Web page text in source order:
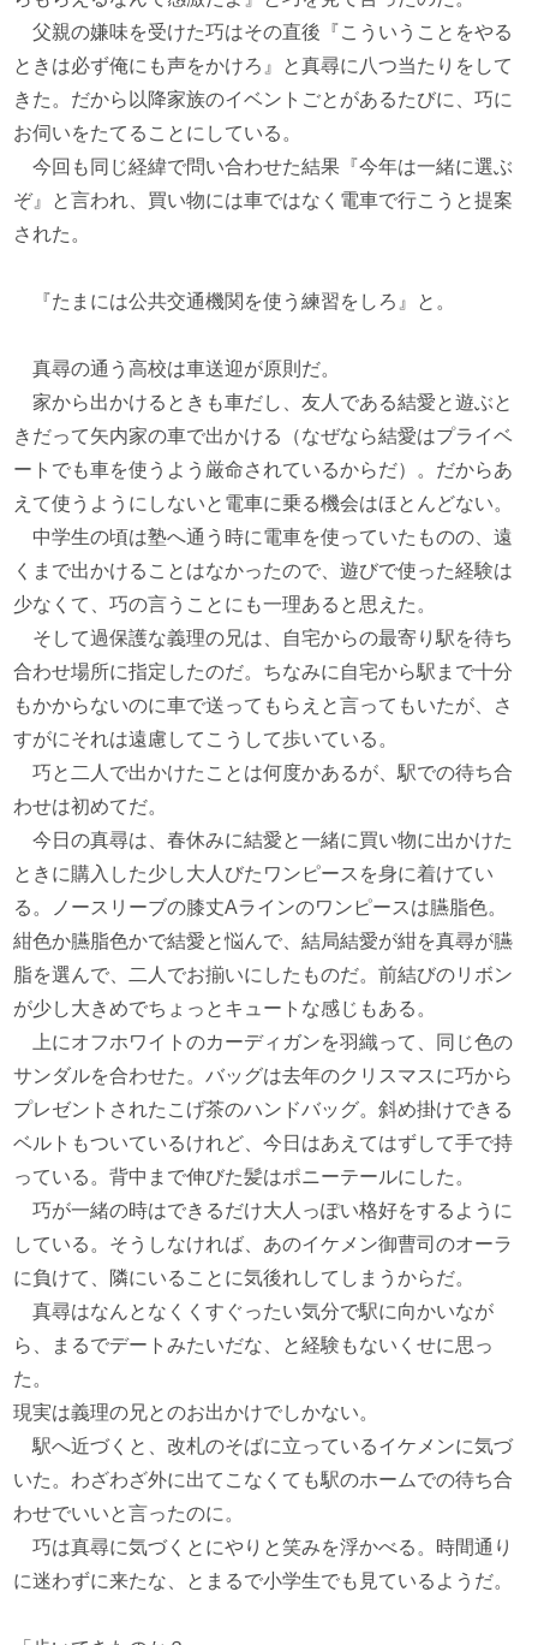
父親の嫌味を受けた巧はその直後『こういうことをやる
ときは必ず俺にも声をかけろ』と真尋に八つ当たりをして
きた。だから以降家族のイベントごとがあるたびに、巧に
お伺いをたてることにしている。
今回も同じ経緯で問い合わせた結果『今年は一緒に選ぶ
ぞ』と言われ、買い物には車ではなく電車で行こうと提案
された。
『たまには公共交通機関を使う練習をしろ』と。
真尋の通う高校は車送迎が原則だ。
家から出かけるときも車だし、友人である結愛と遊ぶと
きだって矢内家の車で出かける（なぜなら結愛はプライベ
ートでも車を使うよう厳命されているからだ）。だからあ
えて使うようにしないと電車に乗る機会はほとんどない。
中学生の頃は塾へ通う時に電車を使っていたものの、遠
くまで出かけることはなかったので、遊びで使った経験は
少なくて、巧の言うことにも一理あると思えた。
そして過保護な義理の兄は、自宅からの最寄り駅を待ち
合わせ場所に指定したのだ。ちなみに自宅から駅まで十分
もかからないのに車で送ってもらえと言ってもいたが、さ
すがにそれは遠慮してこうして歩いている。
巧と二人で出かけたことは何度かあるが、駅での待ち合
わせは初めてだ。
今日の真尋は、春休みに結愛と一緒に買い物に出かけた
ときに購入した少し大人びたワンピースを身に着けてい
る。ノースリーブの膝丈Aラインのワンピースは臙脂色。
紺色か臙脂色かで結愛と悩んで、結局結愛が紺を真尋が臙
脂を選んで、二人でお揃いにしたものだ。前結びのリボン
が少し大きめでちょっとキュートな感じもある。
上にオフホワイトのカーディガンを羽織って、同じ色の
サンダルを合わせた。バッグは去年のクリスマスに巧から
プレゼントされたこげ茶のハンドバッグ。斜め掛けできる
ベルトもついているけれど、今日はあえてはずして手で持
っている。背中まで伸びた髪はポニーテールにした。
巧が一緒の時はできるだけ大人っぽい格好をするように
している。そうしなければ、あのイケメン御曹司のオーラ
に負けて、隣にいることに気後れしてしまうからだ。
真尋はなんとなくくすぐったい気分で駅に向かいなが
ら、まるでデートみたいだな、と経験もないくせに思っ
た。
現実は義理の兄とのお出かけでしかない。
駅へ近づくと、改札のそばに立っているイケメンに気づ
いた。わざわざ外に出てこなくても駅のホームでの待ち合
わせでいいと言ったのに。
巧は真尋に気づくとにやりと笑みを浮かべる。時間通り
に迷わずに来たな、とまるで小学生でも見ているようだ。